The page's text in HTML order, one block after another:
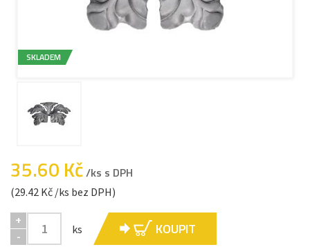
SKLADEM
35.60 Kč/ks s DPH
(29.42 Kč /ks bez DPH)
+
-
ks KOUPIT